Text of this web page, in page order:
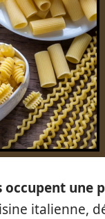
occupent une
italienne,